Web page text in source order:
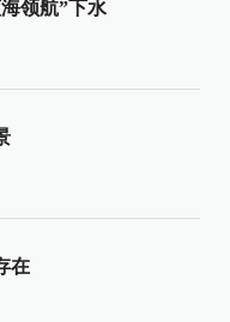
领航”下水
在